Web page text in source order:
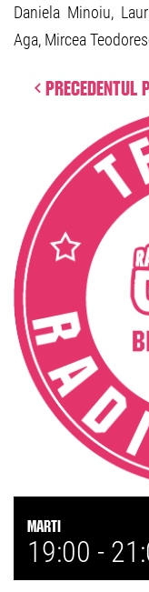
Daniela Minoiu,
Aga, Mircea
Precedentul
Marti
19:00 -